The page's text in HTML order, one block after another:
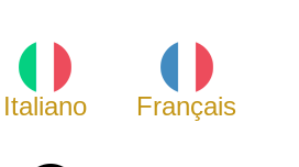
Italiano Français